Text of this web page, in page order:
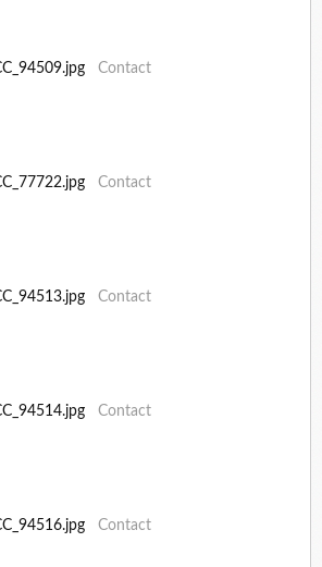
Contact
Contact
Contact
Contact
Contact